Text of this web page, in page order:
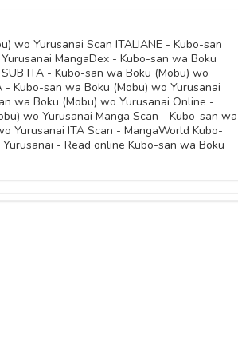
wo Yurusanai Scan ITALIANE - Kubo-san
MangaDex - Kubo-san wa Boku
ITA - Kubo-san wa Boku (Mobu) wo
Kubo-san wa Boku (Mobu) wo Yurusanai
wa Boku (Mobu) wo Yurusanai Online -
wo Yurusanai Manga Scan - Kubo-san wa
Yurusanai ITA Scan - MangaWorld Kubo-
- Read online Kubo-san wa Boku